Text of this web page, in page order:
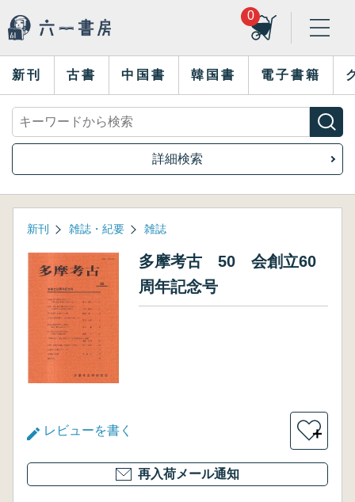
0
新刊 古書 中国書 韓国書 電子書籍
詳細検索
新刊 雑誌・紀要 雑誌
多摩考古 50 会創立60
周年記念号
レビューを書く ＋
再入荷メール通知